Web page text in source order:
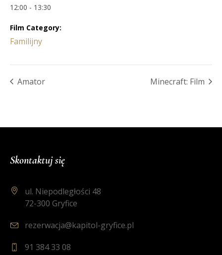
12:00 - 13:30
Film Category:
Familijny
Amator Minecraft: Film
Skontaktuj się
ul. Niepodległości 48
72-300 Gryfice
rezerwacja@kapitol-gryfice.pl
91 384 33 08